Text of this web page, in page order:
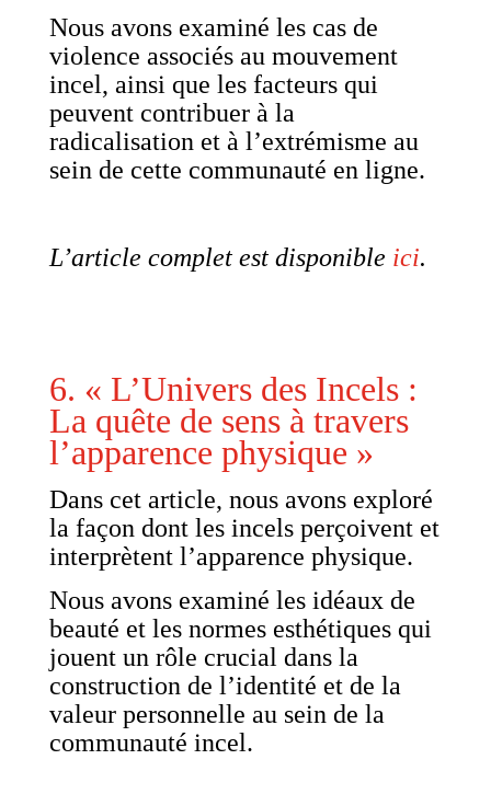
Nous avons examiné les cas de
violence associés au mouvement
incel, ainsi que les facteurs qui
peuvent contribuer à la
radicalisation et à l’extrémisme au
sein de cette communauté en ligne.
L’article complet est disponible ici.
6. « L’Univers des Incels :
La quête de sens à travers
l’apparence physique »
Dans cet article, nous avons exploré
la façon dont les incels perçoivent et
interprètent l’apparence physique.
Nous avons examiné les idéaux de
beauté et les normes esthétiques qui
jouent un rôle crucial dans la
construction de l’identité et de la
valeur personnelle au sein de la
communauté incel.